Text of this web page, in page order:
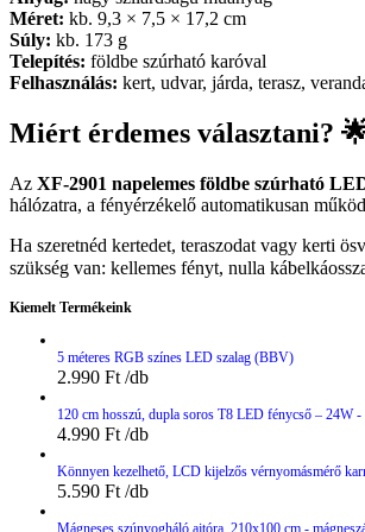
Méret: kb. 9,3 × 7,5 × 17,2 cm
Súly: kb. 173 g
Telepítés: földbe szúrható karóval
Felhasználás: kert, udvar, járda, terasz,
Miért érdemes választani?
Az XF-2901 napelemes földbe szúrható
hálózatra, a fényérzékelő automatikusan
Ha szeretnéd kertedet, teraszodat vagy kerti
szükség van: kellemes fényt, nulla
Kiemelt Termékeink
5 méteres RGB színes LED szalag (BBV)
2.990 Ft
120 cm hosszú, dupla soros T8 LED fénycső – 24W
4.990 Ft
Könnyen kezelhető, LCD kijelzős vérnyomásmérő
5.590 Ft
Mágneses szúnyogháló ajtóra, 210x100 cm -